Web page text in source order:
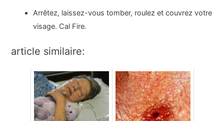
Arrêtez, laissez-vous tomber, roulez et couvrez votre
visage. Cal Fire.
article similaire: